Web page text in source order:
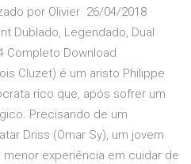
por Olivier 26/04/2018 ·
Dublado, Legendado, Dual
Completo Download
Cluzet) é um aristo Philippe
rico que, após sofrer um
Precisando de um
Driss (Omar Sy), um jovem
experiência em cuidar de